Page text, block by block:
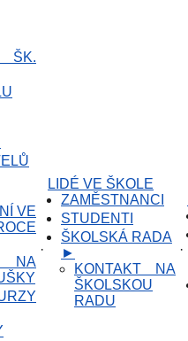
ŠK.
VE
NA
·
LIDÉ VE ŠKOLE
ZAMĚSTNANCI
STUDENTI
ŠKOLSKÁ RADA
►
KONTAKT NA
ŠKOLSKOU
RADU
·